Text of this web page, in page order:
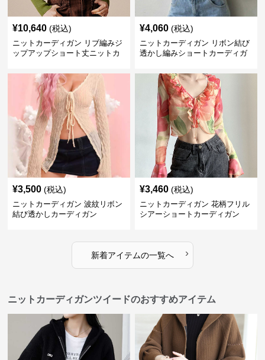
¥10,640 (税込)
ニットカーディガン リブ編みジ
ップアップショート丈ニットカ
¥4,060 (税込)
ニットカーディガン リボン結び
透かし編みショートカーディガ
¥3,500 (税込)
ニットカーディガン 波紋リボン
結び透かしカーディガン
¥3,460 (税込)
ニットカーディガン 花柄フリル
シアーショートカーディガン
新着アイテムの一覧へ ›
ニットカーディガンツイードのおすすめアイテム